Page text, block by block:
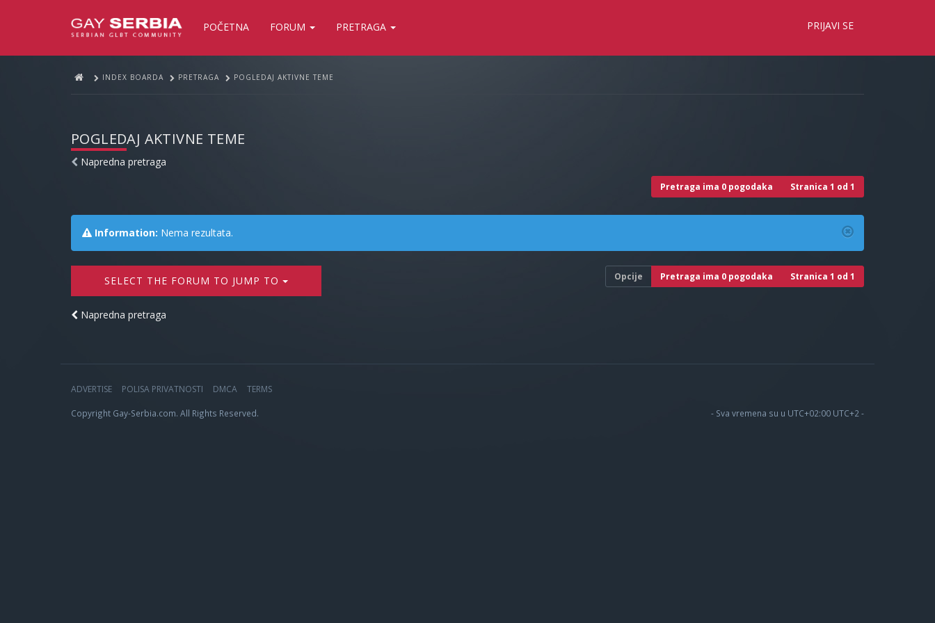
POČETNA FORUM PRETRAGA PRIJAVI SE
INDEX BOARDA PRETRAGA POGLEDAJ AKTIVNE TEME
POGLEDAJ AKTIVNE TEME
Napredna pretraga
Pretraga ima 0 pogodaka Stranica 1 od 1
Information: Nema rezultata.
Opcije Pretraga ima 0 pogodaka Stranica 1 od 1
SELECT THE FORUM TO JUMP TO
Napredna pretraga
ADVERTISE POLISA PRIVATNOSTI DMCA TERMS
Copyright Gay-Serbia.com. All Rights Reserved. - Sva vremena su u UTC+02:00 UTC+2 -